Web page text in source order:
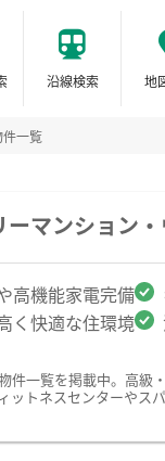
沿線検索 地
一覧
マンション
高機能家電完備
く快適な住環境
一覧を掲載中。高
トネスセンターや